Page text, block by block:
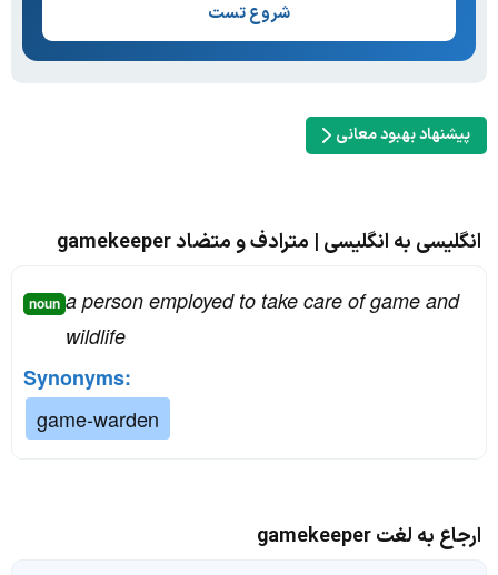
شروع تست
پیشنهاد بهبود معانی
انگلیسی به انگلیسی | مترادف و متضاد gamekeeper
noun a person employed to take care of game and
wildlife
Synonyms:
game-warden
ارجاع به لغت gamekeeper